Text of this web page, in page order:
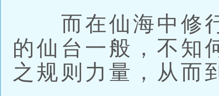
而在仙海中修行
的仙台一般，不知
之规则力量，从而